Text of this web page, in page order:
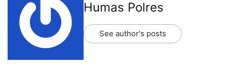
Humas Polres
See author's posts